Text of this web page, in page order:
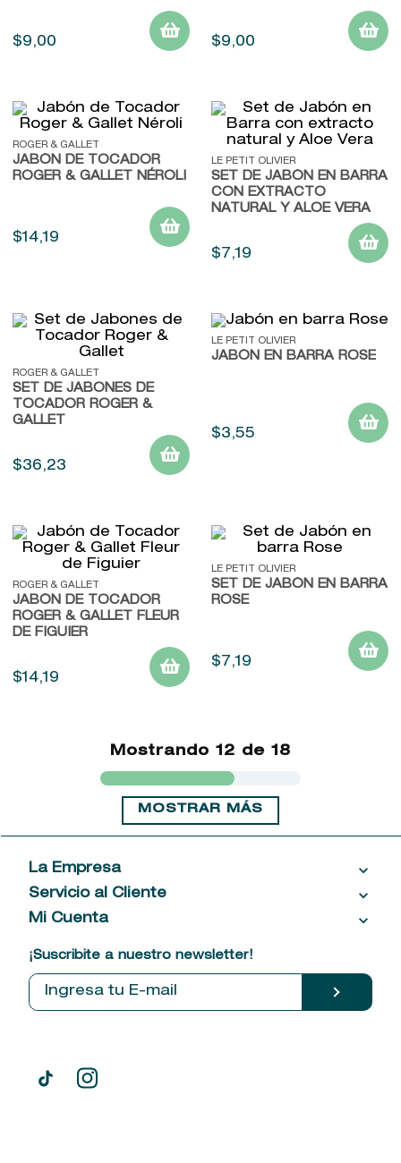
$9,00 $9,00
ROGER & GALLET
JABÓN DE TOCADOR
ROGER & GALLET NÉROLI
$14,19
LE PETIT OLIVIER
SET DE JABÓN EN BARRA
CON EXTRACTO
NATURAL Y ALOE VERA
$ 7 ,19
ROGER & GALLET
SET DE JABONES DE
TOCADOR ROGER &
GALLET
$36,23
LE PETIT OLIVIER
JABÓN EN BARRA ROSE
$3,55
ROGER & GALLET
JABÓN DE TOCADOR
ROGER & GALLET FLEUR
DE FIGUIER
$14,19
LE PETIT OLIVIER
SET DE JABÓN EN BARRA
ROSE
$ 7 ,19
Mostrando 12 de 18
MOSTRAR MÁS
La Empresa
Acerca de las Fragancias
Ventas al por mayor
Política de entrega
Tiendas
Servicio al Cliente
Contáctanos
Comprobantes electrónicos
Mi Cuenta
¡Suscribite a nuestro newsletter!